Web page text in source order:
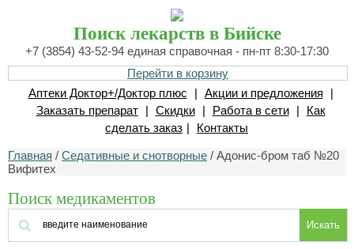
Поиск лекарств в Бийске
+7 (3854) 43-52-94 единая справочная - пн-пт 8:30-17:30
Перейти в корзину
Аптеки Доктор+/Доктор плюс
| Акции и предложения
|
Заказать препарат
| Скидки | Работа в сети |
Как
сделать заказ | Контакты
Главная / Седативные и снотворные / Адонис-бром таб №20
Вифитех
Поиск медикаментов
Искать